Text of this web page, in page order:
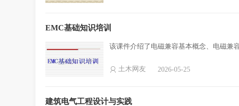
EMC基础知识培训
该课件介绍了电磁兼容基本概念、电磁
土木网友 2026-05-25
建筑电气工程设计与实践